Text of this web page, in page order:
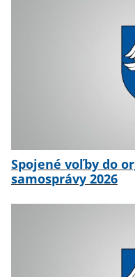
Spojené voľby do
samosprávy 2026